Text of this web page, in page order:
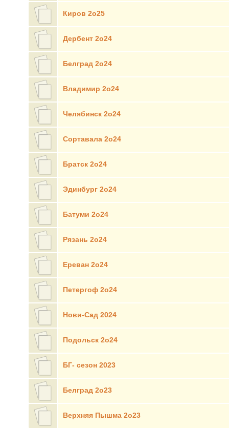
Киров 2о25
Дербент 2о24
Белград 2о24
Владимир 2о24
Челябинск 2о24
Сортавала 2о24
Братск 2о24
Эдинбург 2о24
Батуми 2о24
Рязань 2о24
Ереван 2о24
Петергоф 2о24
Нови-Сад 2024
Подольск 2о24
БГ- сезон 2023
Белград 2о23
Верхняя Пышма 2о23